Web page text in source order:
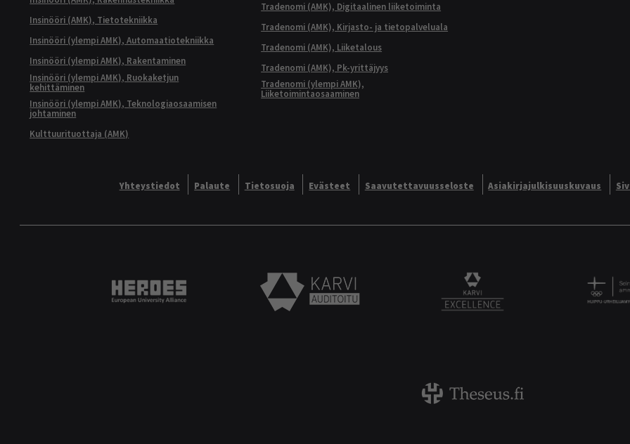
Insinööri (AMK), Tietotekniikka
Insinööri (ylempi AMK), Automaatiotekniikka
Insinööri (ylempi AMK), Rakentaminen
Insinööri (ylempi AMK), Ruokaketjun
kehittäminen
Insinööri (ylempi AMK), Teknologiaosaamisen
johtaminen
Kulttuurituottaja (AMK)
Tradenomi (AMK), Digitaalinen liiketoiminta
Tradenomi (AMK), Kirjasto- ja tietopalveluala
Tradenomi (AMK), Liiketalous
Tradenomi (AMK), Pk-yrittäjyys
Tradenomi (ylempi AMK),
Liiketoimintaosaaminen
Yhteystiedot Palaute Tietosuoja Evästeet Saavutettavuusseloste Asiakirjajulkisuuskuvaus
Heroes European University Alliance logo
Karvi Auditoitu logo KARVI Excellence logo.
Theseus logo